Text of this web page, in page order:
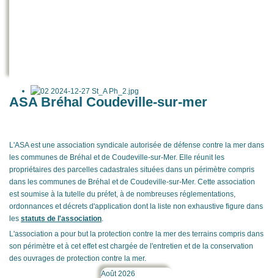
ASA Bréhal Coudeville-sur-mer
L'ASA est une association syndicale autorisée de défense contre la mer dans
les communes de Bréhal et de Coudeville-sur-Mer. Elle réunit les
propriétaires des parcelles cadastrales situées dans un périmètre compris
dans les communes de Bréhal et de Coudeville-sur-Mer. Cette association
est soumise à la tutelle du préfet, à de nombreuses réglementations,
ordonnances et décrets d'application dont la liste non exhaustive figure dans
les statuts de l'association.
L'association a pour but la protection contre la mer des terrains compris dans
son périmètre et à cet effet est chargée de l'entretien et de la conservation
des ouvrages de protection contre la mer.
Année
Mois
Année
Mois
Août 2026